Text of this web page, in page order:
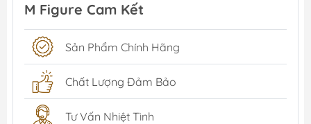
M Figure Cam Kết
Sản Phẩm Chính Hãng
Chất Lượng Đảm Bảo
Tư Vấn Nhiệt Tình